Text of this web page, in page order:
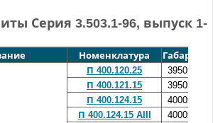
Серия 3.503.1-96, выпуск 1-
Номенклатура
П 400.120.25
П 400.121.15
П 400.124.15
П 400.124.15 AIII